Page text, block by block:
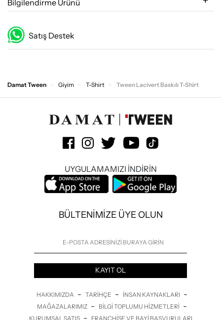
Bilgilendirme Ürünü
Satış Destek
Damat Tween Giyim T-Shirt Tween Lacivert Baskılı T-Shirt
UYGULAMAMIZI İNDİRİN
BÜLTENİMİZE ÜYE OLUN
KAYIT OL
HAKKIMIZDA - TARIHÇE - İNSAN KAYNAKLARI -
MAĞAZALARIMIZ - BILGI TOPLUMU HIZMETLERI -
KURUMSAL SATIŞ - FRANCHISE VE BAYI BAŞVURULARI